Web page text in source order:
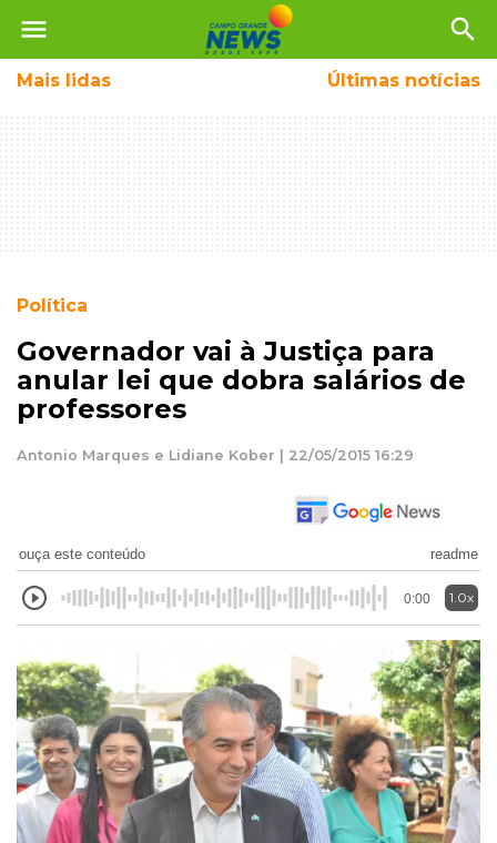
menu search
Mais lidas Últimas notícias
Política
Governador vai à Justiça para
anular lei que dobra salários de
professores
Antonio Marques e Lidiane Kober | 22/05/2015 16:29
ouça este conteúdo readme
0:00 1.0x